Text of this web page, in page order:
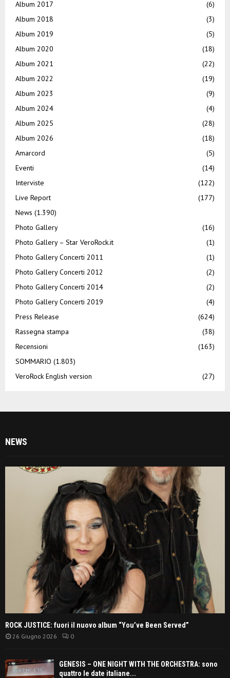
Album 2017
(6)
Album 2018
(3)
Album 2019
(5)
Album 2020
(18)
Album 2021
(22)
Album 2022
(19)
Album 2023
(9)
Album 2024
(4)
Album 2025
(28)
Album 2026
(18)
Amarcord
(5)
Eventi
(14)
Interviste
(122)
Live Report
(177)
News (1.390)
Photo Gallery
(16)
Photo Gallery – Star VeroRock.it
(1)
Photo Gallery Concerti 2011
(1)
Photo Gallery Concerti 2012
(2)
Photo Gallery Concerti 2014
(2)
Photo Gallery Concerti 2019
(4)
Press Release
(624)
Rassegna stampa
(38)
Recensioni
(163)
SOMMARIO (1.803)
VeroRock English version
(27)
NEWS
ROCK JUSTICE: fuori il nuovo album “You’ve Been Served”
26 Giugno 2026 0
GENESIS – ONE NIGHT WITH THE ORCHESTRA: sono
quattro le date italiane...